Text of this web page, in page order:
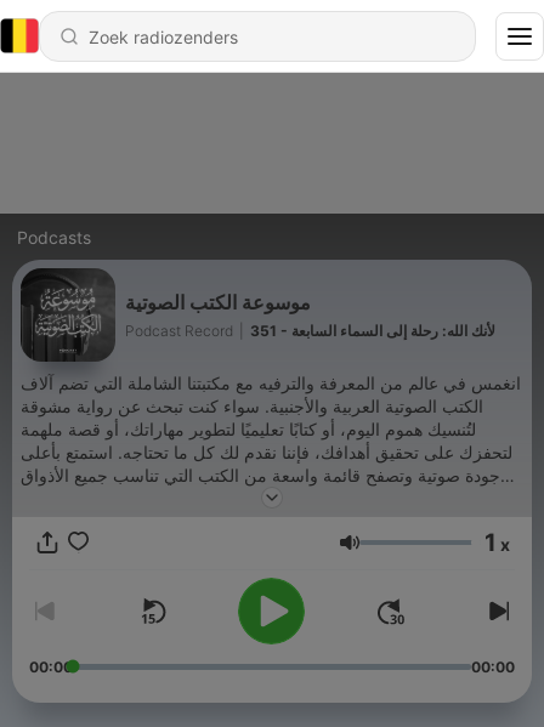
Podcasts
موسوعة الكتب الصوتية
Podcast Record 351 - لأنك الله: رحلة إلى السماء السابعة
انغمس في عالم من المعرفة والترفيه مع مكتبتنا الشاملة التي تضم آلاف
الكتب الصوتية العربية والأجنبية. سواء كنت تبحث عن رواية مشوقة
لتُنسيك هموم اليوم، أو كتابًا تعليميًا لتطوير مهاراتك، أو قصة ملهمة
لتحفزك على تحقيق أهدافك، فإننا نقدم لك كل ما تحتاجه. استمتع بأعلى
جودة صوتية وتصفح قائمة واسعة من الكتب التي تناسب جميع الأذواق
والأعمار. اشترك الآن واستكشف عالمًا جديدًا من المعرفة والمتعة.
Volume 1 x
00:00 00:00